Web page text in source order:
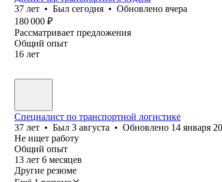
37 лет • Был сегодня • Обновлено вчера
180 000 ₽
Рассматривает предложения
Общий опыт
16 лет
Специалист по транспортной логистике
37 лет • Был 3 августа • Обновлено 14 января
Не ищет работу
Общий опыт
13 лет 6 месяцев
Другие резюме